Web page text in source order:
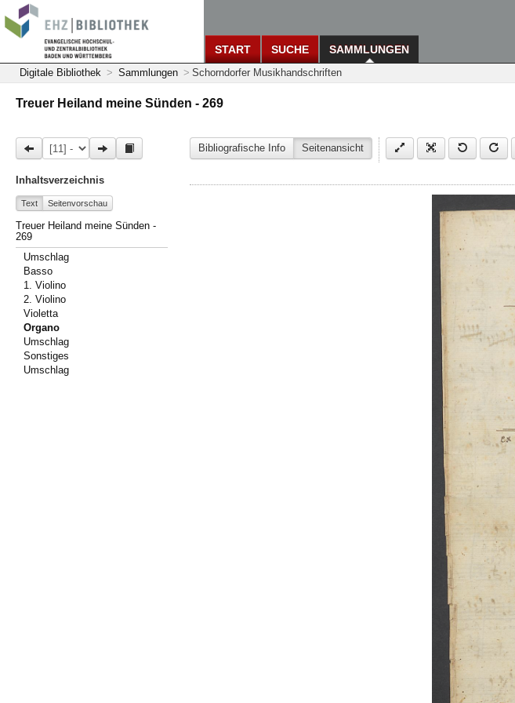
START SUCHE SAMMLUNGEN
Digitale Bibliothek > Sammlungen > Schorndorfer Musikhandschriften
Treuer Heiland meine Sünden - 269
Inhaltsverzeichnis
Text Seitenvorschau
Treuer Heiland meine Sünden -
269
Umschlag
Basso
1. Violino
2. Violino
Violetta
Organo
Umschlag
Sonstiges
Umschlag
Bibliografische Info Seitenansicht